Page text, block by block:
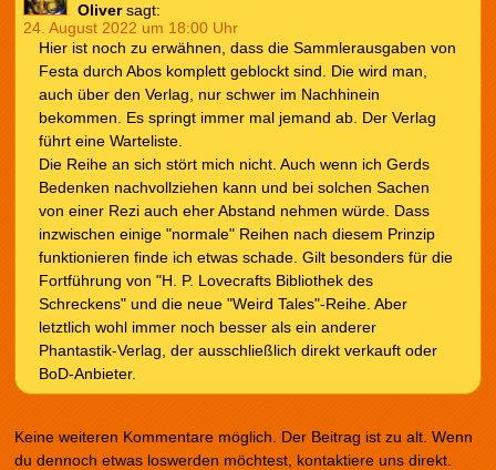
Oliver sagt:
24. August 2022 um 18:00 Uhr
Hier ist noch zu erwähnen, dass die Sammlerausgaben von
Festa durch Abos komplett geblockt sind. Die wird man,
auch über den Verlag, nur schwer im Nachhinein
bekommen. Es springt immer mal jemand ab. Der Verlag
führt eine Warteliste.
Die Reihe an sich stört mich nicht. Auch wenn ich Gerds
Bedenken nachvollziehen kann und bei solchen Sachen
von einer Rezi auch eher Abstand nehmen würde. Dass
inzwischen einige "normale" Reihen nach diesem Prinzip
funktionieren finde ich etwas schade. Gilt besonders für die
Fortführung von "H. P. Lovecrafts Bibliothek des
Schreckens" und die neue "Weird Tales"-Reihe. Aber
letztlich wohl immer noch besser als ein anderer
Phantastik-Verlag, der ausschließlich direkt verkauft oder
BoD-Anbieter.
Keine weiteren Kommentare möglich. Der Beitrag ist zu alt. Wenn
du dennoch etwas loswerden möchtest, kontaktiere uns direkt.